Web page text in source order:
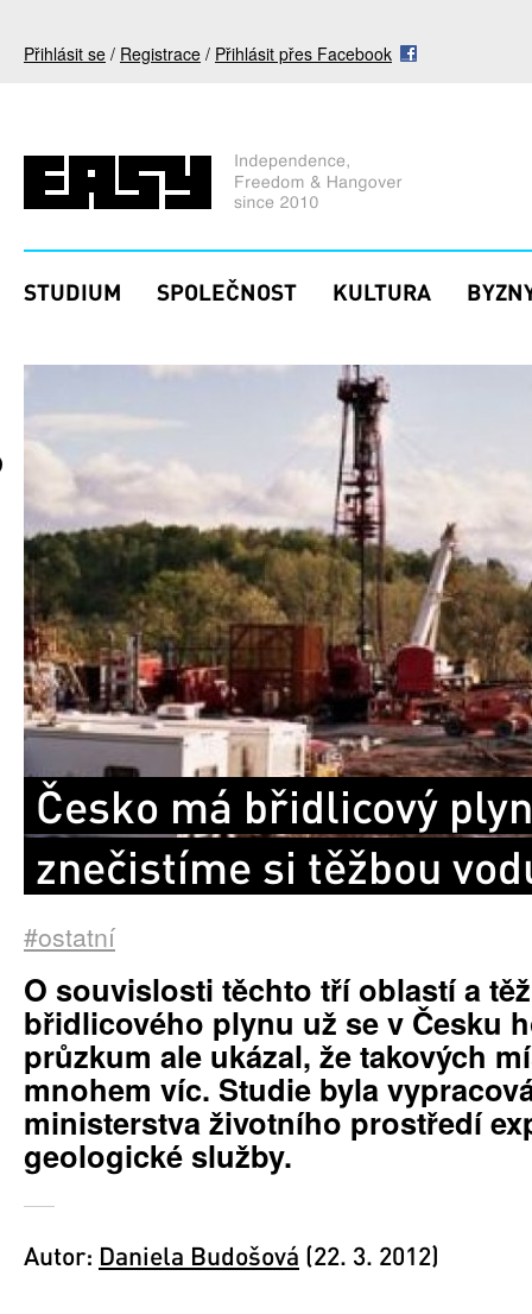
Přihlásit se / Registrace / Přihlásit přes Facebook
STUDIUM SPOLEČNOST KULTURA
Česko má břidlicový
znečistíme si těžbou
#ostatní
O souvislosti těchto tří oblastí a
břidlicového plynu už se v Česku
průzkum ale ukázal, že takových
mnohem víc. Studie byla
ministerstva životního prostředí
geologické služby.
Autor: Daniela Budošová (22. 3. 2012)